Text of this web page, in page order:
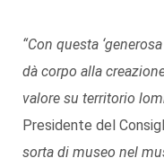
“Con questa
dà corpo alla
valore su territorio
Presidente del
sorta di museo nel